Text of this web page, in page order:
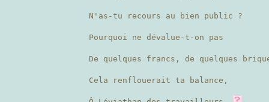
N'as-tu recours au bien public ?
Pourquoi ne dévalue-t-on pas
De quelques francs, de quelques
Cela renflouerait ta balance,